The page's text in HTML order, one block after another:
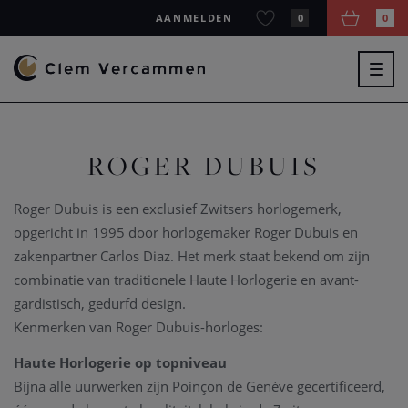
AANMELDEN 0 0
ROGER DUBUIS
Roger Dubuis is een exclusief Zwitsers horlogemerk,
opgericht in 1995 door horlogemaker Roger Dubuis en
zakenpartner Carlos Diaz. Het merk staat bekend om zijn
combinatie van traditionele Haute Horlogerie en avant-
gardistisch, gedurfd design.
Kenmerken van Roger Dubuis-horloges:
Haute Horlogerie op topniveau
Bijna alle uurwerken zijn Poinçon de Genève gecertificeerd,